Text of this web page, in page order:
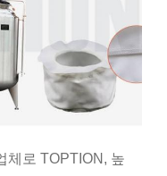
체로 TOPTION, 높